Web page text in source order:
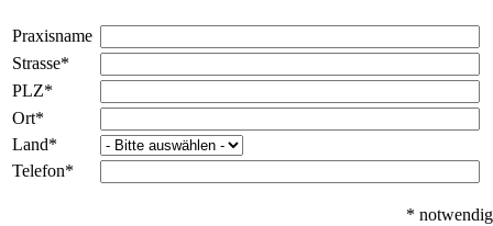
Praxisname
Strasse*
PLZ*
Ort*
Land*
Telefon*
*